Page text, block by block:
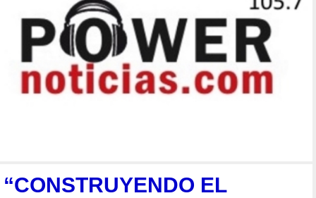
“CONSTRUYENDO EL